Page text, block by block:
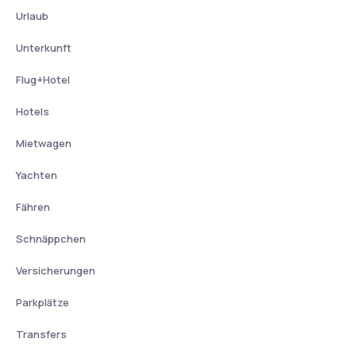
Urlaub
Unterkunft
Flug+Hotel
Hotels
Mietwagen
Yachten
Fähren
Schnäppchen
Versicherungen
Parkplätze
Transfers